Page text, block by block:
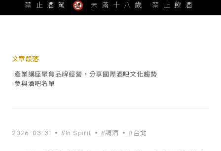
禁止酒駕 未滿十八歲 禁止飲酒
2026-03-31 #In Spirit #調酒 #台北
文章段落
產業講座聚焦品牌經營，分享國際酒吧文化趨勢
參與酒吧名單